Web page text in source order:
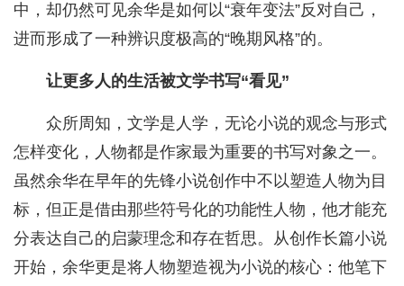
中，却仍然可见余华是如何以“衰年变法”反对自己，
进而形成了一种辨识度极高的“晚期风格”的。
让更多人的生活被文学书写“看见”
众所周知，文学是人学，无论小说的观念与形式
怎样变化，人物都是作家最为重要的书写对象之一。
虽然余华在早年的先锋小说创作中不以塑造人物为目
标，但正是借由那些符号化的功能性人物，他才能充
分表达自己的启蒙理念和存在哲思。从创作长篇小说
开始，余华更是将人物塑造视为小说的核心：他笔下